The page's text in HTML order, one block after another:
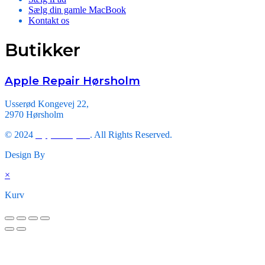
Sælg din gamle MacBook
Kontakt os
Butikker
Apple Repair Hørsholm
Usserød Kongevej 22,
2970 Hørsholm
© 2024
. All Rights Reserved.
Design By
×
Kurv